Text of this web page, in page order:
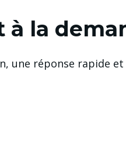
à la
une réponse rapide